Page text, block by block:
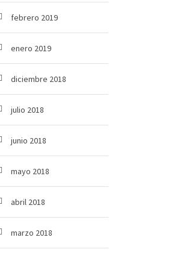
febrero 2019
enero 2019
diciembre 2018
julio 2018
junio 2018
mayo 2018
abril 2018
marzo 2018